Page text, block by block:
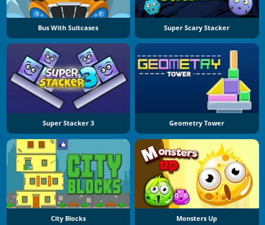
Bus With Suitcases Super Scary Stacker
Super Stacker 3 Geometry Tower
City Blocks Monsters Up